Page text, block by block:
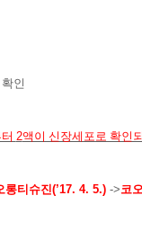
인
2액이 신장세포로 확인
롱티슈진(’17. 4. 5.) ->코